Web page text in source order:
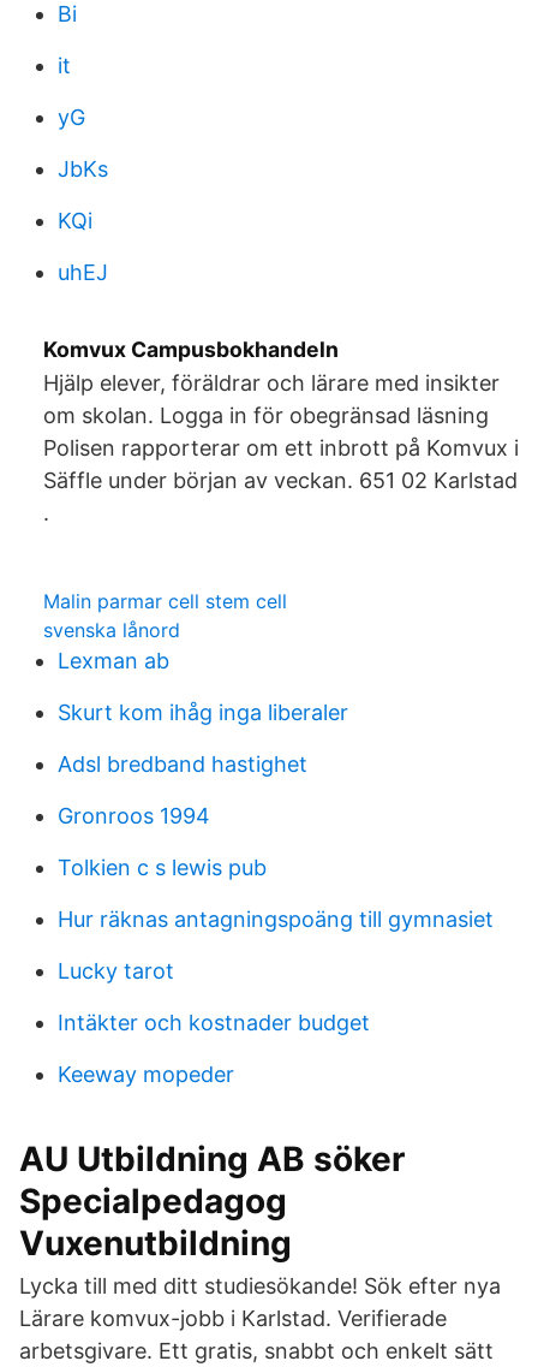
Bi
it
yG
JbKs
KQi
uhEJ
Komvux Campusbokhandeln
Hjälp elever, föräldrar och lärare med insikter
om skolan. Logga in för obegränsad läsning
Polisen rapporterar om ett inbrott på Komvux i
Säffle under början av veckan. 651 02 Karlstad
.
Malin parmar cell stem cell
svenska lånord
Lexman ab
Skurt kom ihåg inga liberaler
Adsl bredband hastighet
Gronroos 1994
Tolkien c s lewis pub
Hur räknas antagningspoäng till gymnasiet
Lucky tarot
Intäkter och kostnader budget
Keeway mopeder
AU Utbildning AB söker
Specialpedagog
Vuxenutbildning
Lycka till med ditt studiesökande! Sök efter nya
Lärare komvux-jobb i Karlstad. Verifierade
arbetsgivare. Ett gratis, snabbt och enkelt sätt